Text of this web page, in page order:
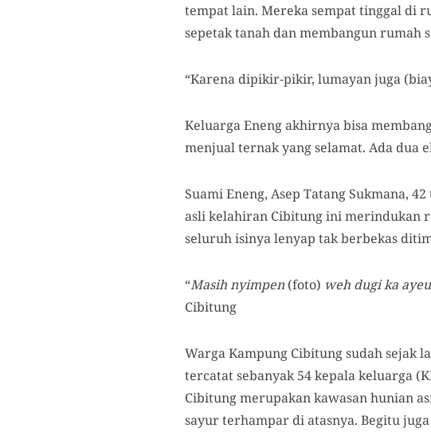
tempat lain. Mereka sempat tinggal di
sepetak tanah dan membangun rumah
“Karena dipikir-pikir, lumayan juga
Keluarga Eneng akhirnya bisa
menjual ternak yang selamat. Ada dua
Suami Eneng, Asep Tatang Sukmana,
asli kelahiran Cibitung ini merindukan
seluruh isinya lenyap tak berbekas
“Masih nyimpen (foto) weh dugi ka
Cibitung
Warga Kampung Cibitung sudah sejak
tercatat sebanyak 54 kepala keluarga
Cibitung merupakan kawasan hunian
sayur terhampar di atasnya. Begitu